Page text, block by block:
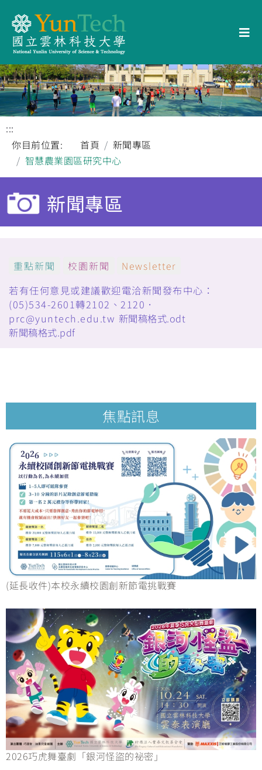
:::
你目前位置:
首頁
新聞專區
智慧農業園區研究中心
新聞專區
重點新聞 校園新聞
Newsletter
若有任何意見或建議歡迎電洽新聞發布中心：
(05)534-2601轉2102、2120．
prc@yuntech.edu.tw 新聞稿格式.odt
新聞稿格式.pdf
焦點訊息
(延長收件)本校永續校園創新節電挑戰賽
2026巧虎舞臺劇「銀河怪盜的祕密」